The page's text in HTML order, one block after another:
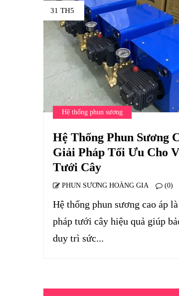
31 TH5
Hệ thống phun sương
Hệ Thống Phun Sương
Giải Pháp Tối Ưu Cho
Tưới Cây
PHUN SƯƠNG HOÀNG GIA (0)
Hệ thống phun sương cao áp
pháp tưới cây hiệu quả giúp
duy trì sức...